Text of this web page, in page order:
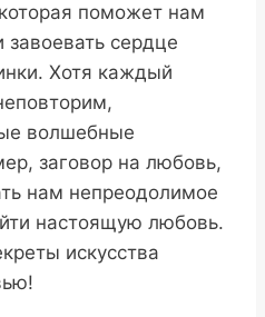
поможет нам
сердце
Хотя каждый
волшебные
заговор на любовь,
нам непреодолимое
настоящую любовь.
искусства